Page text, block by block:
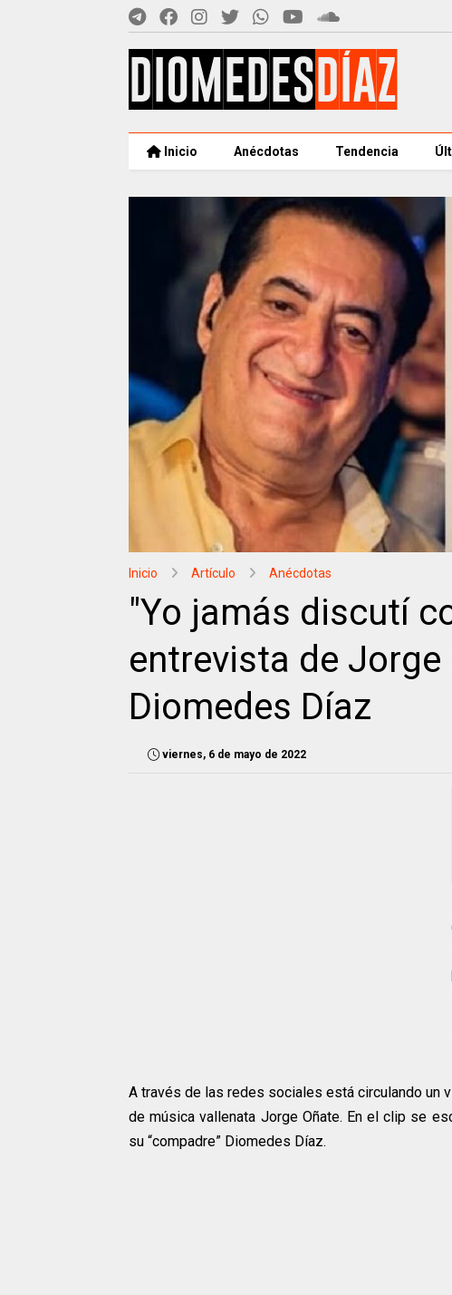
Inicio Anécdotas Tendencia
Inicio Artículo Anécdotas
"Yo jamás discutí
entrevista de
Diomedes Díaz
viernes, 6 de mayo de 2022
A través de las redes sociales está circulando un
de música vallenata Jorge Oñate. En el clip se
su “compadre” Diomedes Díaz.